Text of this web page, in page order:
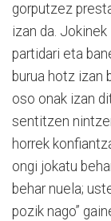
gorputzez
izan da.
partidari eta
burua hotz izan
oso onak izan
sentitzen
horrek
ongi jokatu
behar nuela;
pozik nago”